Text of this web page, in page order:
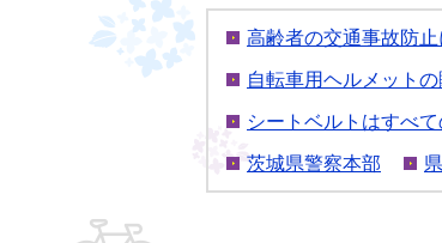
高齢者の交通事故防
自転車用ヘルメット
シートベルトはすべ
茨城県警察本部